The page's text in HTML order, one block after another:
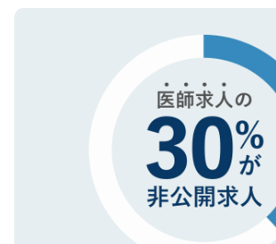
で、機密保持に関してもご安
ので、まずはご登録ください